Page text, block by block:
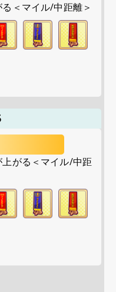
＜マイル/中距離＞
がる＜マイル/中距